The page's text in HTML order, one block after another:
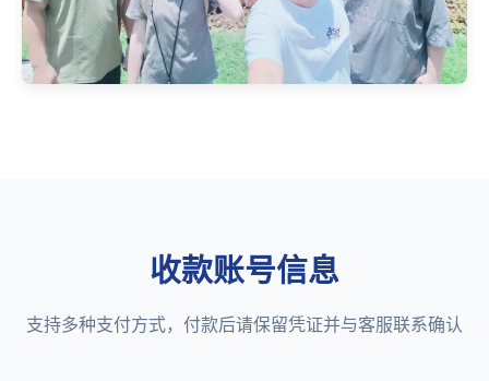
收款账号信息
支持多种支付方式，付款后请保留凭证并与客服联系确认